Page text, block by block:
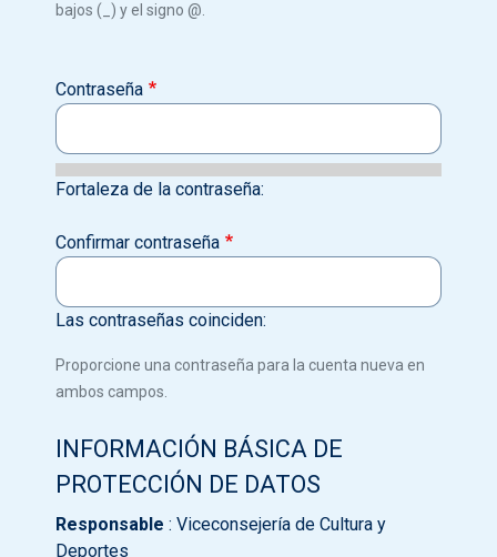
bajos (_) y el signo @.
Contraseña
Fortaleza de la contraseña:
Confirmar contraseña
Las contraseñas coinciden:
Proporcione una contraseña para la cuenta nueva en
ambos campos.
INFORMACIÓN BÁSICA DE
PROTECCIÓN DE DATOS
Responsable : Viceconsejería de Cultura y
Deportes